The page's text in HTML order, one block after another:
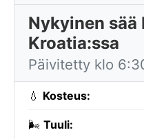
Nykyinen sää
Kroatia:ssa
Päivitetty klo
💧 Kosteus:
🌬️ Tuuli: